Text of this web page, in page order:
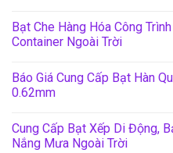
Bạt Che Hàng Hóa Công
Container Ngoài Trời
Báo Giá Cung Cấp Bạt Hàn
0.62mm
Cung Cấp Bạt Xếp Di Động,
Nắng Mưa Ngoài Trời